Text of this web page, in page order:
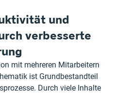
und
verbesserte
mit mehreren Mitarbeitern
ist Grundbestandteil
Durch viele Inhalte